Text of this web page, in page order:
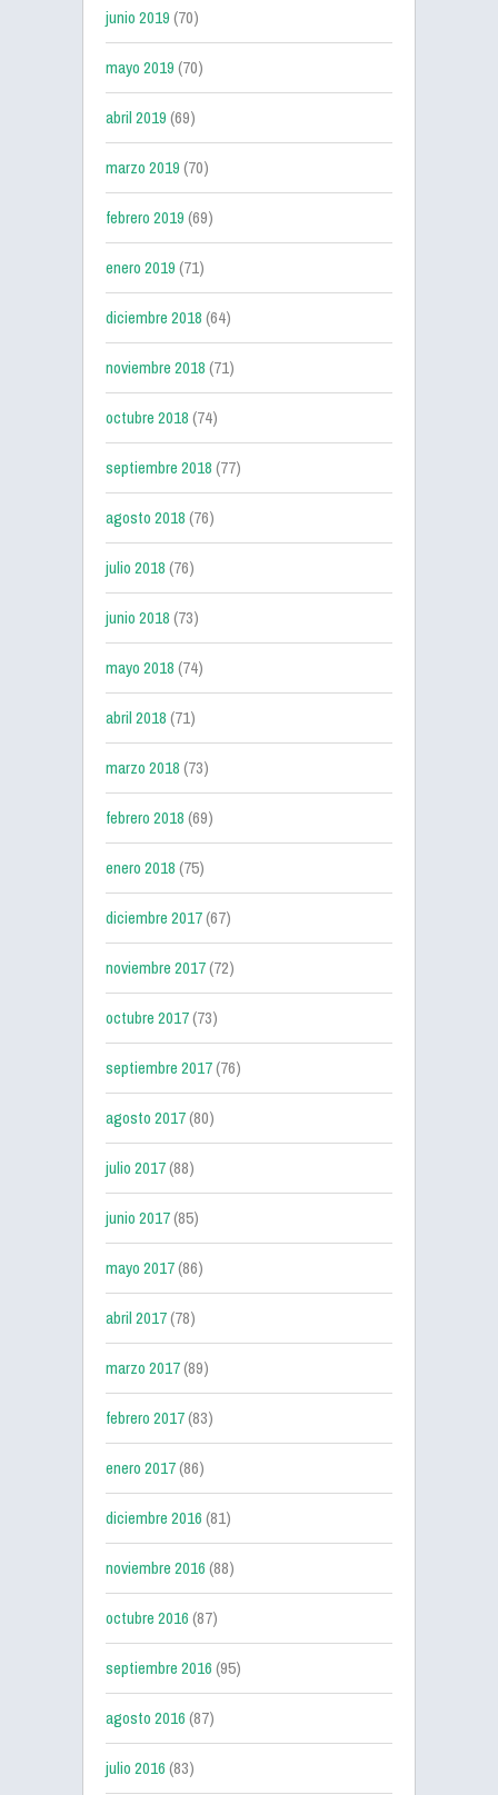
junio 2019(70)
mayo 2019(70)
abril 2019(69)
marzo 2019(70)
febrero 2019(69)
enero 2019(71)
diciembre 2018(64)
noviembre 2018(71)
octubre 2018(74)
septiembre 2018(77)
agosto 2018(76)
julio 2018(76)
junio 2018(73)
mayo 2018(74)
abril 2018(71)
marzo 2018(73)
febrero 2018(69)
enero 2018(75)
diciembre 2017(67)
noviembre 2017(72)
octubre 2017(73)
septiembre 2017(76)
agosto 2017(80)
julio 2017(88)
junio 2017(85)
mayo 2017(86)
abril 2017(78)
marzo 2017(89)
febrero 2017(83)
enero 2017(86)
diciembre 2016(81)
noviembre 2016(88)
octubre 2016(87)
septiembre 2016(95)
agosto 2016(87)
julio 2016(83)